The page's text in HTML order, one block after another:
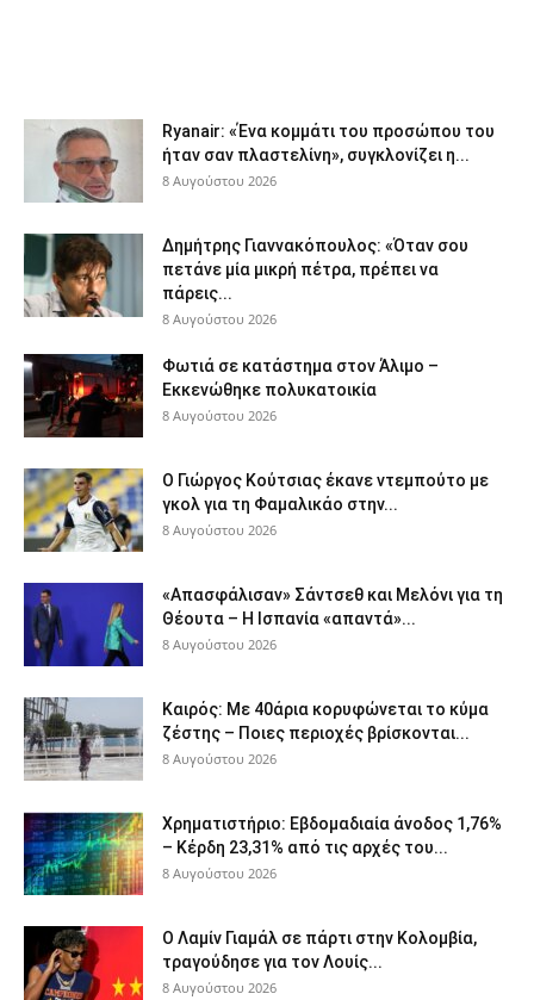
Ryanair: «Ένα κομμάτι του προσώπου του
ήταν σαν πλαστελίνη», συγκλονίζει η...
8 Αυγούστου 2026
Δημήτρης Γιαννακόπουλος: «Όταν σου
πετάνε μία μικρή πέτρα, πρέπει να
πάρεις...
8 Αυγούστου 2026
Φωτιά σε κατάστημα στον Άλιμο –
Εκκενώθηκε πολυκατοικία
8 Αυγούστου 2026
Ο Γιώργος Κούτσιας έκανε ντεμπούτο με
γκολ για τη Φαμαλικάο στην...
8 Αυγούστου 2026
«Απασφάλισαν» Σάντσεθ και Μελόνι για τη
Θέουτα – Η Ισπανία «απαντά»...
8 Αυγούστου 2026
Καιρός: Με 40άρια κορυφώνεται το κύμα
ζέστης – Ποιες περιοχές βρίσκονται...
8 Αυγούστου 2026
Χρηματιστήριο: Εβδομαδιαία άνοδος 1,76%
– Κέρδη 23,31% από τις αρχές του...
8 Αυγούστου 2026
Ο Λαμίν Γιαμάλ σε πάρτι στην Κολομβία,
τραγούδησε για τον Λουίς...
8 Αυγούστου 2026